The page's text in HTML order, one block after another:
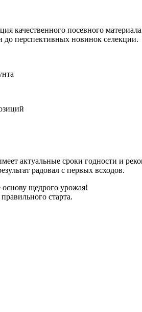
качественного посевного
до перспективных новинок селекции.
актуальные сроки годности и
радовал с первых всходов.
щедрого урожая!
старта.